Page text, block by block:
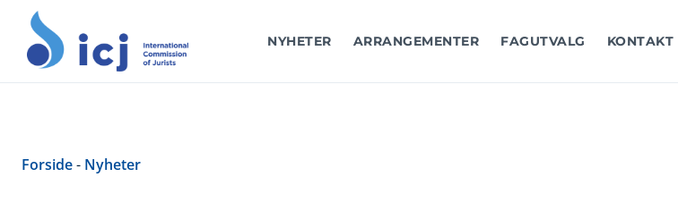
NYHETER ARRANGEMENTER FAGUTVALG KONTAKT
Forside- Nyheter